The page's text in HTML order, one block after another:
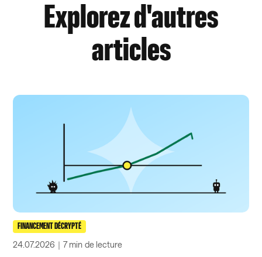
Explorez d'autres
articles
FINANCEMENT DÉCRYPTÉ
24.07.2026 ｜7 min de lecture